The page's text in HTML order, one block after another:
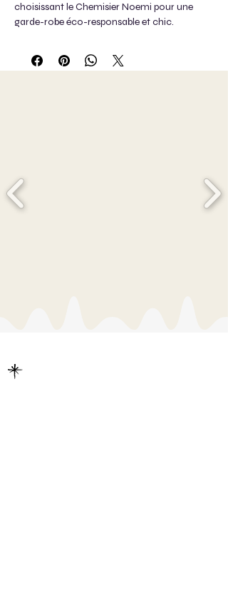
choisissant le Chemisier Noemi pour une
garde-robe éco-responsable et chic.